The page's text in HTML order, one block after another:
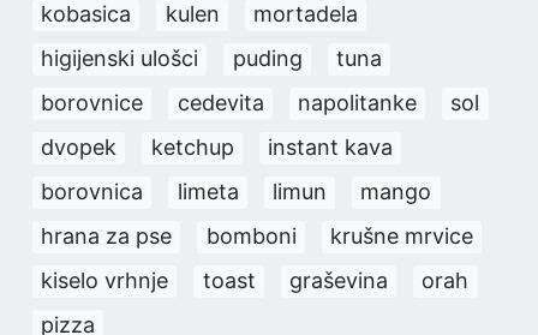
kobasica
kulen
mortadela
higijenski ulošci
puding
tuna
borovnice
cedevita napolitanke
sol
dvopek
ketchup
instant kava
borovnica
limeta limun
mango
hrana za pse
bomboni
krušne mrvice
kiselo vrhnje
toast graševina
orah
pizza